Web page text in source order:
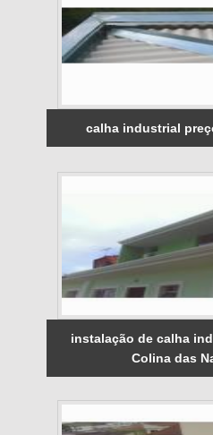
calha industrial
instalação de calha
Colina das